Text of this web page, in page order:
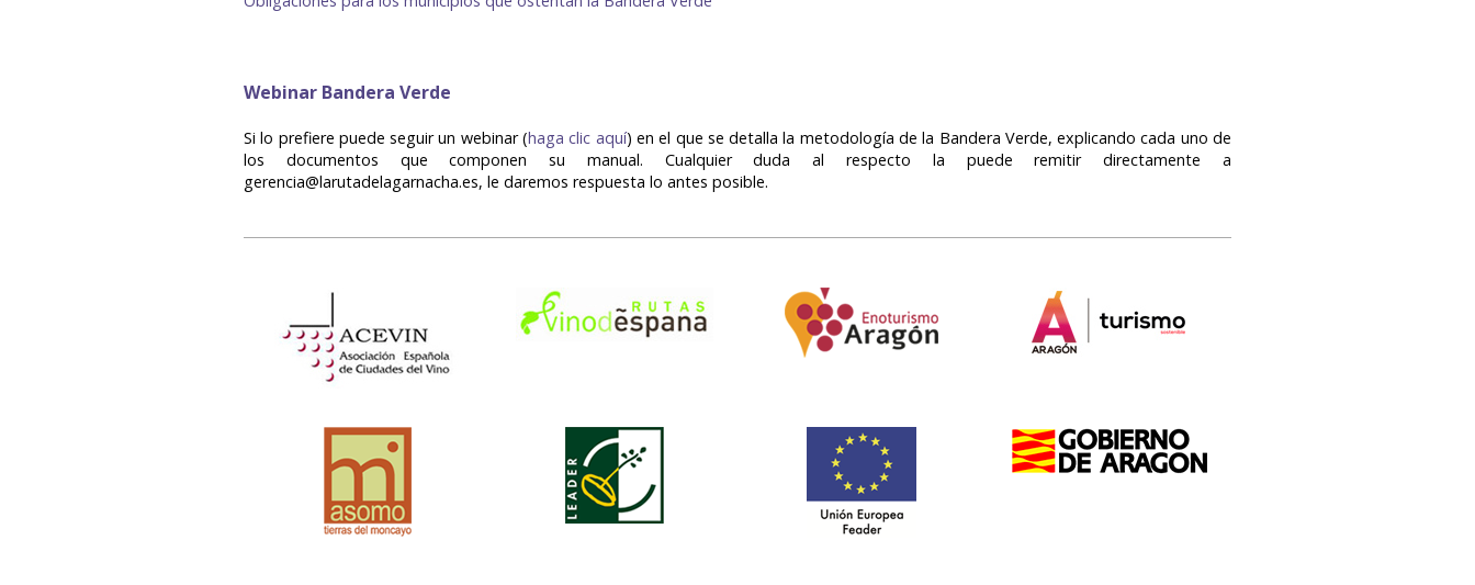
Webinar Bandera Verde
Si lo prefiere puede seguir un webinar (haga clic aquí) en el que se detalla la metodología de la Bandera Verde, explicando cada uno de
los documentos que componen su manual. Cualquier duda al respecto la puede remitir directamente a
gerencia@larutadelagarnacha.es, le daremos respuesta lo antes posible.